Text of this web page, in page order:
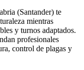
(Santander) te
mientras
y turnos adaptados.
profesionales
control de plagas y